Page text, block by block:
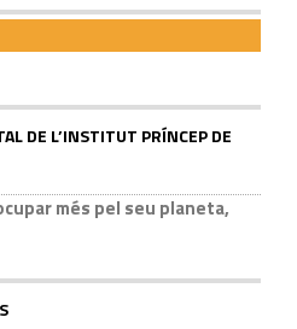
DE L’INSTITUT PRÍNCEP DE
més pel seu planeta,